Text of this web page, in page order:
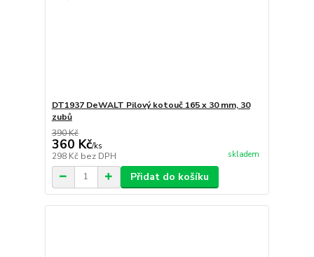
DT1937 DeWALT Pilový kotouč 165 x 30 mm, 30
zubů
390 Kč
360 Kč/ks
298 Kč bez DPH skladem
Přidat do košíku